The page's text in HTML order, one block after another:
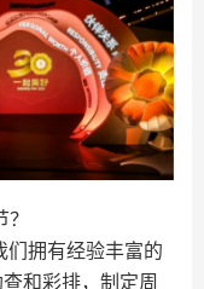
们拥有经验丰富的
和彩排，制定周